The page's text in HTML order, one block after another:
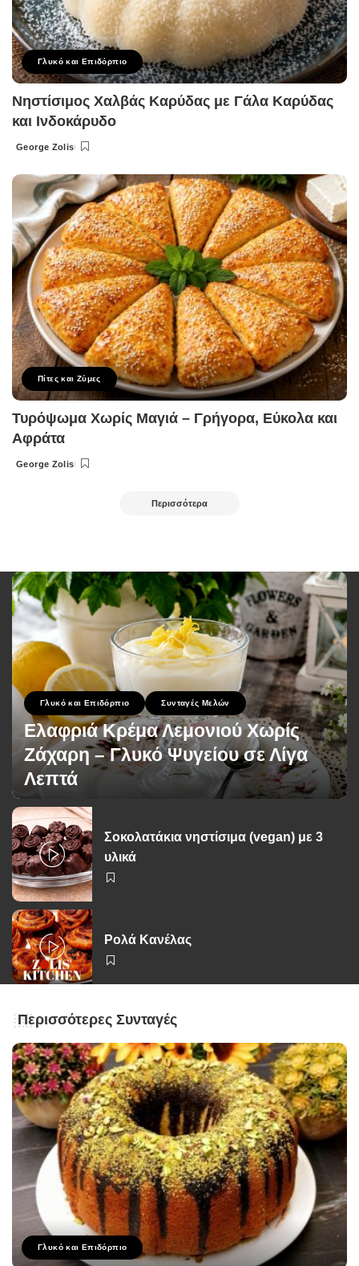
Γλυκό και Επιδόρπιο
Νηστίσιμος Χαλβάς Καρύδας με Γάλα Καρύδας
και Ινδοκάρυδο
Posted
George Zolis
Πίτες και Ζύμες
Τυρόψωμα Χωρίς Μαγιά – Γρήγορα, Εύκολα και
Αφράτα
Posted
George Zolis
Περισσότερα
Γλυκό και Επιδόρπιο Συνταγές Μελών
Ελαφριά Κρέμα Λεμονιού Χωρίς
Ζάχαρη – Γλυκό Ψυγείου σε Λίγα
Λεπτά
Posted
by
George Zolis 1 Ιουλίου 2026
Σοκολατάκια νηστίσιμα (vegan) με 3
υλικά
Ρολά Κανέλας
Περισσότερες Συνταγές
Γλυκό και Επιδόρπιο